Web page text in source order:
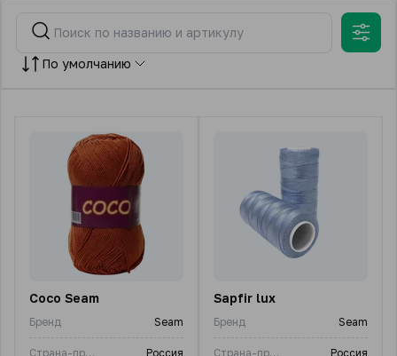
По умолчанию
Coco Seam
Бренд Seam
Страна-производитель Россия
Sapfir lux
Бренд Seam
Страна-производитель Россия